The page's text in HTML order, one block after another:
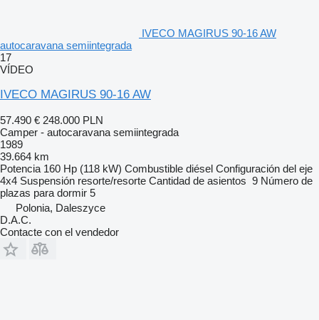
IVECO MAGIRUS 90-16 AW
autocaravana semiintegrada
17
VÍDEO
IVECO MAGIRUS 90-16 AW
57.490 € 248.000 PLN
Camper - autocaravana semiintegrada
1989
39.664 km
Potencia 160 Hp (118 kW) Combustible diésel Configuración del eje
4x4 Suspensión resorte/resorte Cantidad de asientos 9 Número de
plazas para dormir 5
Polonia, Daleszyce
D.A.C.
Contacte con el vendedor